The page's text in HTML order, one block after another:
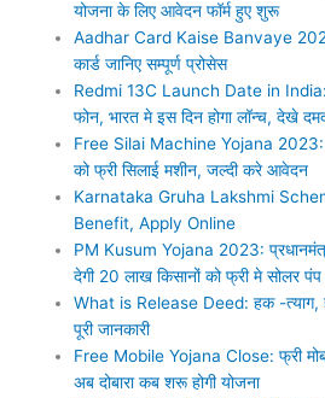
योजना के लिए आवेदन फॉर्म हुए शुरू
Aadhar Card Kaise Banvaye
कार्ड जानिए सम्‍पूर्ण प्रोसेस
Redmi 13C Launch Date in
फोन, भारत मे इस दिन होगा लॉन्च, देखे
Free Silai Machine Yojana 2023:
को फ्री सिलाई मशीन, जल्दी करे आवेदन
Karnataka Gruha Lakshmi
Benefit, Apply Online
PM Kusum Yojana 2023:
देगी 20 लाख किसानों को फ्री मे सोलर
What is Release Deed: हक -त्‍याग,
पूरी जानकारी
Free Mobile Yojana Close: फ्री
अब दोबारा कब शरू होगी योजना